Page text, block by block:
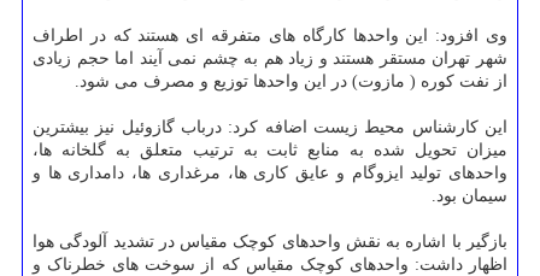
وی افزود: این واحدها کارگاه های متفرقه ای هستند که در اطراف
شهر تهران مستقر هستند و زیاد هم به چشم نمی آیند اما حجم زیادی
از نفت کوره ( مازوت) در این واحدها توزیع و مصرف می شود.
این کارشناس محیط زیست اضافه کرد: درباب گازوئیل نیز بیشترین
میزان تحویل شده به منابع ثابت به ترتیب متعلق به گلخانه ها،
واحدهای تولید ایزوگام و عایق کاری ها، مرغداری ها، دامداری ها و
سیمان بود.
بازگیر با اشاره به نقش واحدهای کوچک مقیاس در تشدید آلودگی هوا
اظهار داشت: واحدهای کوچک مقیاس که از سوخت های خطرناک و